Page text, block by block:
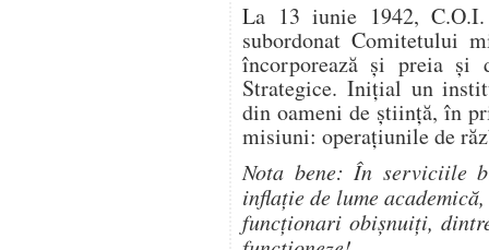
La 13 iunie 1942,
subordonat Comitetului
încorporează şi preia şi
Strategice. Iniţial un
din oameni de ştiinţă, în
misiuni: operaţiunile de
Nota bene: În serviciile
inflaţie de lume
funcţionari obişnuiţi,